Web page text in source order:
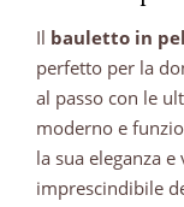
Il bauletto in
perfetto per la
al passo con le
moderno e
la sua eleganza
imprescindibile